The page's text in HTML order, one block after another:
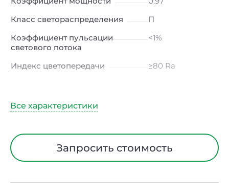
Класс светораспределения
П
Коэффициент пульсации
светового потока
<1%
Индекс цветопередачи
≥80 Ra
Угол рассеивания
Диапазон рабочих
температурЗапросить стоимость